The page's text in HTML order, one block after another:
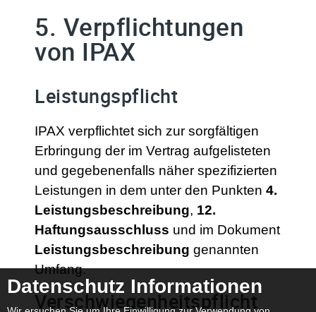
5. Verpflichtungen
von IPAX
Leistungspflicht
IPAX verpflichtet sich zur sorgfältigen
Erbringung der im Vertrag aufgelisteten
und gegebenenfalls näher spezifizierten
Leistungen in dem unter den Punkten 4.
Leistungsbeschreibung, 12.
Haftungsausschluss und im Dokument
Leistungsbeschreibung genannten
Umfang.
Verschwiegenheitspflicht
Datenschutz Informationen